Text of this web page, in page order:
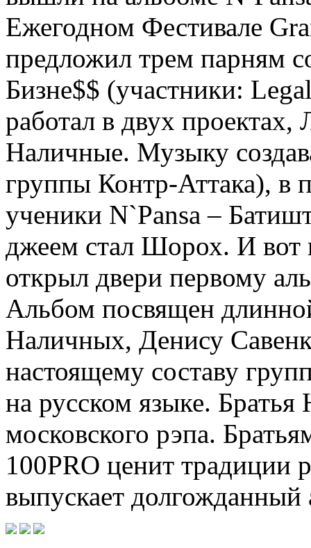
Ежегодном Фестивале
предложил трем парням
Бизне$$ (участники:
работал в двух
Наличные. Музыку
группы Контр-Аттака), в
ученики N`Pansа –
джеем стал Шорох. И вот
открыл двери первому
Альбом посвящен
Наличных, Денису
настоящему составу
на русском языке.
московского рэпа.
100PRO ценит традиции
выпускает